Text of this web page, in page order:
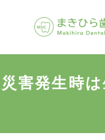
災害発生時